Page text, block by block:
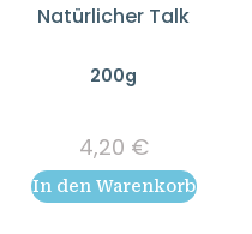
Natürlicher Talk
200g
4,20 €
In den Warenkorb